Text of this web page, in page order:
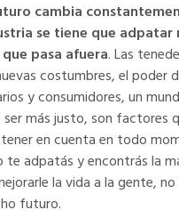
cambia
se tiene que adpatar
pasa afuera. Las
costumbres, el poder
y consumidores, un
ser más justo, son factores
en cuenta en todo
te adpatás y encontrás la
la vida a la gente,
futuro.